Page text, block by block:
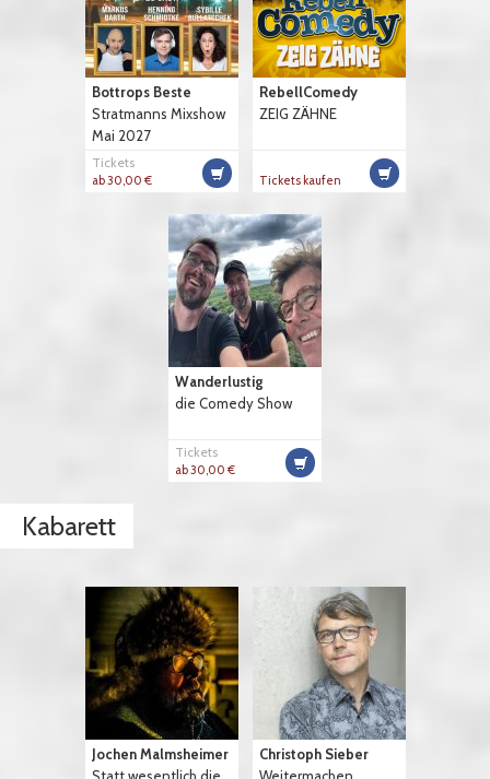
Bottrops Beste
Stratmanns Mixshow
Mai 2027
Tickets
ab 30,00 €
RebellComedy
ZEIG ZÄHNE
Tickets kaufen
Wanderlustig
die Comedy Show
Tickets
ab 30,00 €
Kabarett
Jochen Malmsheimer
Statt wesentlich die...
Christoph Sieber
Weitermachen